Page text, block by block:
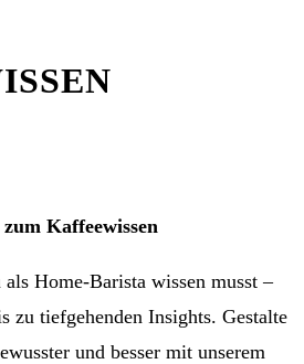
Kaffeewissen
Home-Barista wissen musst –
zu tiefgehenden Insights. Gestalte
und besser mit unserem